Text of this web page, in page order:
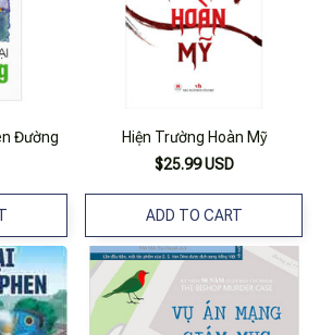
Đường
Hiện Trường Hoàn Mỹ
$25.99 USD
ADD TO CART